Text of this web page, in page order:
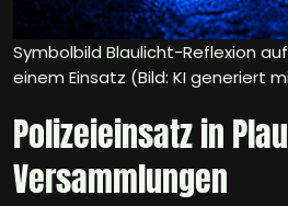
Symbolbild Blaulicht-Reflexion
einem Einsatz (Bild: KI generiert
Polizeieinsatz in
Versammlungen